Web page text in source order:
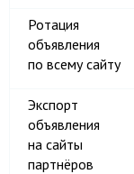
Ротация
объявления
по всему сайту
Экспорт
объявления
на сайты
партнёров